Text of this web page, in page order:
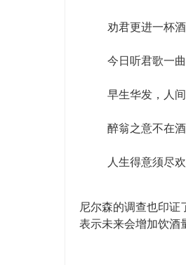
劝君更进一杯
今日听君歌一
早生华发，人
醉翁之意不在
人生得意须尽
尼尔森的调查也印证
表示未来会增加饮酒